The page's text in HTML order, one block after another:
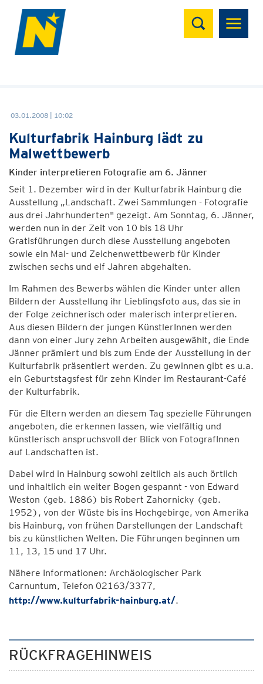
Suchen
03.01.2008 | 10:02
Kulturfabrik Hainburg lädt zu
Malwettbewerb
Kinder interpretieren Fotografie am 6. Jänner
Seit 1. Dezember wird in der Kulturfabrik Hainburg die
Ausstellung „Landschaft. Zwei Sammlungen - Fotografie
aus drei Jahrhunderten" gezeigt. Am Sonntag, 6. Jänner,
werden nun in der Zeit von 10 bis 18 Uhr
Gratisführungen durch diese Ausstellung angeboten
sowie ein Mal- und Zeichenwettbewerb für Kinder
zwischen sechs und elf Jahren abgehalten.
Im Rahmen des Bewerbs wählen die Kinder unter allen
Bildern der Ausstellung ihr Lieblingsfoto aus, das sie in
der Folge zeichnerisch oder malerisch interpretieren.
Aus diesen Bildern der jungen KünstlerInnen werden
dann von einer Jury zehn Arbeiten ausgewählt, die Ende
Jänner prämiert und bis zum Ende der Ausstellung in der
Kulturfabrik präsentiert werden. Zu gewinnen gibt es u.a.
ein Geburtstagsfest für zehn Kinder im Restaurant-Café
der Kulturfabrik.
Für die Eltern werden an diesem Tag spezielle Führungen
angeboten, die erkennen lassen, wie vielfältig und
künstlerisch anspruchsvoll der Blick von FotografInnen
auf Landschaften ist.
Dabei wird in Hainburg sowohl zeitlich als auch örtlich
und inhaltlich ein weiter Bogen gespannt - von Edward
Weston (geb. 1886) bis Robert Zahornicky (geb.
1952), von der Wüste bis ins Hochgebirge, von Amerika
bis Hainburg, von frühen Darstellungen der Landschaft
bis zu künstlichen Welten. Die Führungen beginnen um
11, 13, 15 und 17 Uhr.
Nähere Informationen: Archäologischer Park
Carnuntum, Telefon 02163/3377,
http://www.kulturfabrik-hainburg.at/.
RÜCKFRAGEHINWEIS